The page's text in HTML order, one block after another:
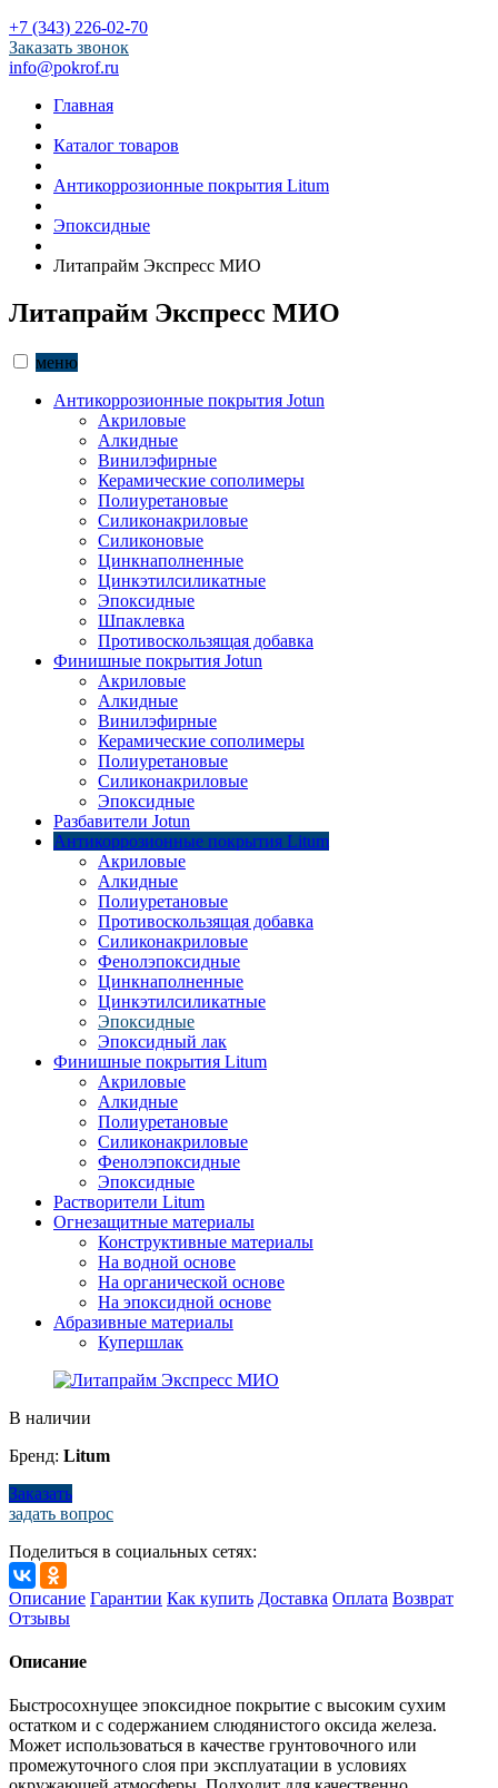
+7 (343) 226-02-70
Заказать звонок
info@pokrof.ru
Главная
Каталог товаров
Антикоррозионные покрытия Litum
Эпоксидные
Литапрайм Экспресс МИО
Литапрайм Экспресс МИО
меню
Антикоррозионные покрытия Jotun
Акриловые
Алкидные
Винилэфирные
Керамические сополимеры
Полиуретановые
Силиконакриловые
Силиконовые
Цинкнаполненные
Цинкэтилсиликатные
Эпоксидные
Шпаклевка
Противоскользящая добавка
Финишные покрытия Jotun
Акриловые
Алкидные
Винилэфирные
Керамические сополимеры
Полиуретановые
Силиконакриловые
Эпоксидные
Разбавители Jotun
Антикоррозионные покрытия Litum
Акриловые
Алкидные
Полиуретановые
Противоскользящая добавка
Силиконакриловые
Фенолэпоксидные
Цинкнаполненные
Цинкэтилсиликатные
Эпоксидные
Эпоксидный лак
Финишные покрытия Litum
Акриловые
Алкидные
Полиуретановые
Силиконакриловые
Фенолэпоксидные
Эпоксидные
Растворители Litum
Огнезащитные материалы
Конструктивные материалы
На водной основе
На органической основе
На эпоксидной основе
Абразивные материалы
Купершлак
В наличии
Бренд: Litum
Заказать
задать вопрос
Поделиться в социальных сетях:
Описание Гарантии Как купить Доставка Оплата Возврат
Отзывы
Описание
Быстросохнущее эпоксидное покрытие с высоким сухим
остатком и с содержанием слюдянистого оксида железа.
Может использоваться в качестве грунтовочного или
промежуточного слоя при эксплуатации в условиях